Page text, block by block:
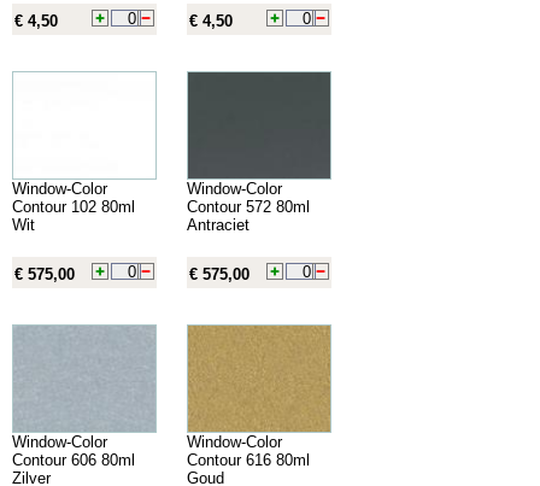
€ 4,50 € 4,50
Window-Color
Contour 102 80ml
Wit
€ 575,00
Window-Color
Contour 572 80ml
Antraciet
€ 575,00
Window-Color
Contour 606 80ml
Zilver
Window-Color
Contour 616 80ml
Goud